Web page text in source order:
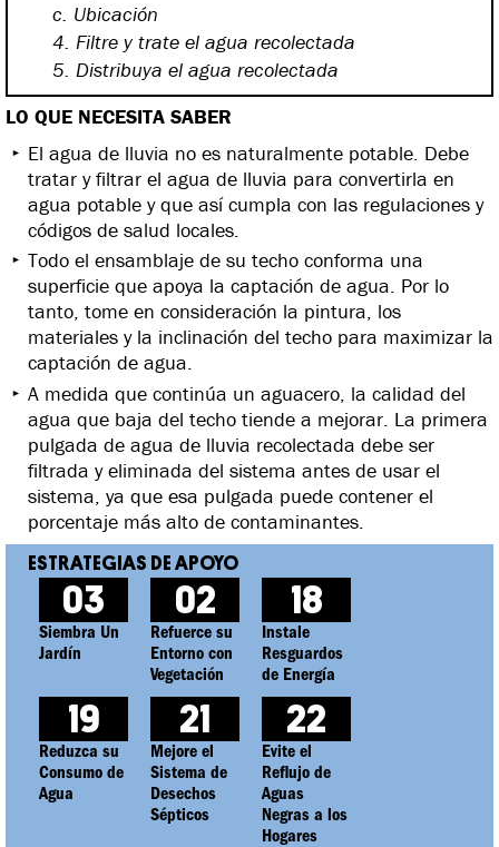
c. Ubicación
4. Filtre y trate el agua recolectada
5. Distribuya el agua recolectada
LO QUE NECESITA SABER
El agua de lluvia no es naturalmente potable. Debe
tratar y filtrar el agua de lluvia para convertirla en
agua potable y que así cumpla con las regulaciones y
códigos de salud locales.
Todo el ensamblaje de su techo conforma una
superficie que apoya la captación de agua. Por lo
tanto, tome en consideración la pintura, los
materiales y la inclinación del techo para maximizar la
captación de agua.
A medida que continúa un aguacero, la calidad del
agua que baja del techo tiende a mejorar. La primera
pulgada de agua de lluvia recolectada debe ser
filtrada y eliminada del sistema antes de usar el
sistema, ya que esa pulgada puede contener el
porcentaje más alto de contaminantes.
03
Siembra Un
Jardín
02
Refuerce su
Entorno con
Vegetación
18
Instale
Resguardos
de Energía
19
Reduzca su
Consumo de
Agua
21
Mejore el
Sistema de
Desechos
Sépticos
22
Evite el
Reflujo de
Aguas
Negras a los
Hogares